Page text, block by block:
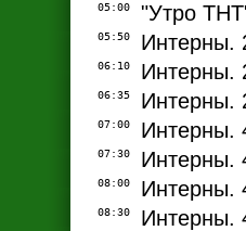
05:00 "Утро
05:50 Интерны.
06:10 Интерны.
06:35 Интерны.
07:00 Интерны.
07:30 Интерны.
08:00 Интерны.
08:30 Интерны.